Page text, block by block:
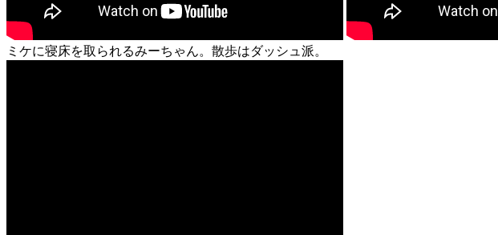
ミケに寝床を取られるみーちゃん。散歩はダッシュ派。